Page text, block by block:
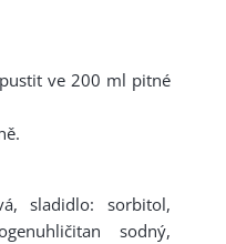
ve 200 ml pitné
sladidlo: sorbitol,
sodný,